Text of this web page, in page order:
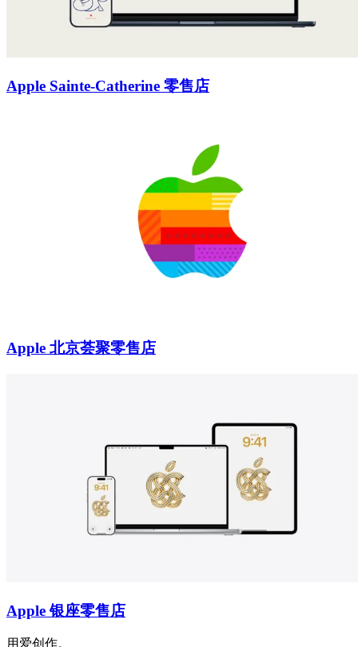
Apple Sainte-Catherine 零售店
Apple 北京荟聚零售店
Apple 银座零售店
用爱创作。